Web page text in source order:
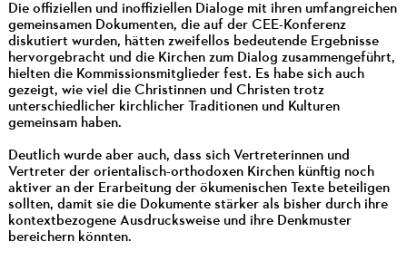
Die offiziellen und inoffiziellen Dialoge mit ihren umfangreichen
gemeinsamen Dokumenten, die auf der CEE-Konferenz
diskutiert wurden, hätten zweifellos bedeutende Ergebnisse
hervorgebracht und die Kirchen zum Dialog zusammengeführt,
hielten die Kommissionsmitglieder fest. Es habe sich auch
gezeigt, wie viel die Christinnen und Christen trotz
unterschiedlicher kirchlicher Traditionen und Kulturen
gemeinsam haben.
Deutlich wurde aber auch, dass sich Vertreterinnen und
Vertreter der orientalisch-orthodoxen Kirchen künftig noch
aktiver an der Erarbeitung der ökumenischen Texte beteiligen
sollten, damit sie die Dokumente stärker als bisher durch ihre
kontextbezogene Ausdrucksweise und ihre Denkmuster
bereichern könnten.